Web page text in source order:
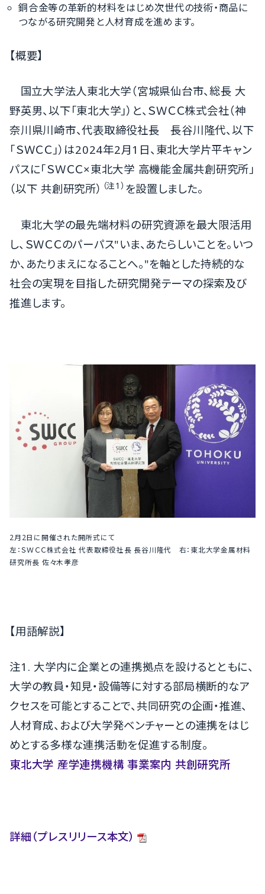
銅合金等の革新的材料をはじめ次世代の技術・商品に
つながる研究開発と人材育成を進めます。
【概要】
国立大学法人東北大学（宮城県仙台市、総長 大
野英男、以下「東北大学」）と、ＳＷＣＣ株式会社（神
奈川県川崎市、代表取締役社長 長谷川隆代、以下
「ＳＷＣＣ」）は2024年2月1日、東北大学片平キャン
パスに「ＳＷＣＣ×東北大学 高機能金属共創研究所」
（以下 共創研究所） （注1 ） を設置しました。
東北大学の最先端材料の研究資源を最大限活用
し、ＳＷＣＣのパーパス"いま、あたらしいことを。いつ
か、あたりまえになることへ。"を軸とした持続的な
社会の実現を目指した研究開発テーマの探索及び
推進します。
2月2日に開催された開所式にて
左：ＳＷＣＣ株式会社 代表取締役社長 長谷川隆代 右：東北大学金属材料
研究所長 佐々木孝彦
【用語解説】
注1. 大学内に企業との連携拠点を設けるとともに、
大学の教員・知見・設備等に対する部局横断的なア
クセスを可能とすることで、共同研究の企画・推進、
人材育成、および大学発ベンチャーとの連携をはじ
めとする多様な連携活動を促進する制度。
東北大学 産学連携機構 事業案内 共創研究所
詳細（プレスリリース本文）